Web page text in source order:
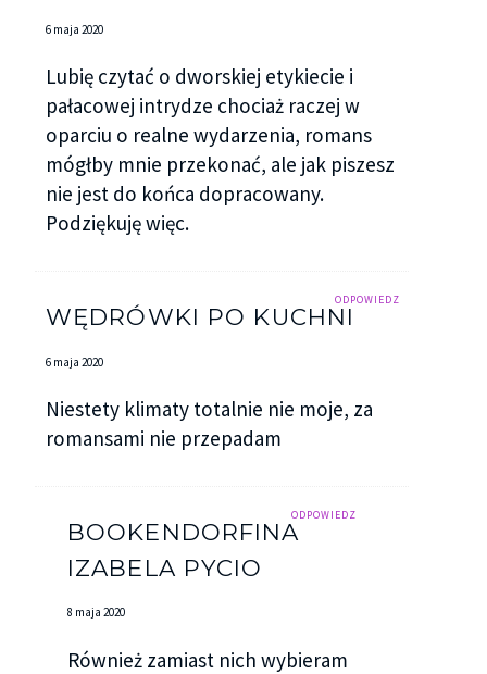
6 maja 2020
Lubię czytać o dworskiej etykiecie i
pałacowej intrydze chociaż raczej w
oparciu o realne wydarzenia, romans
mógłby mnie przekonać, ale jak piszesz
nie jest do końca dopracowany.
Podziękuję więc.
ODPOWIEDZ
WĘDRÓWKI PO KUCHNI
6 maja 2020
Niestety klimaty totalnie nie moje, za
romansami nie przepadam
ODPOWIEDZ
BOOKENDORFINA
IZABELA PYCIO
8 maja 2020
Również zamiast nich wybieram